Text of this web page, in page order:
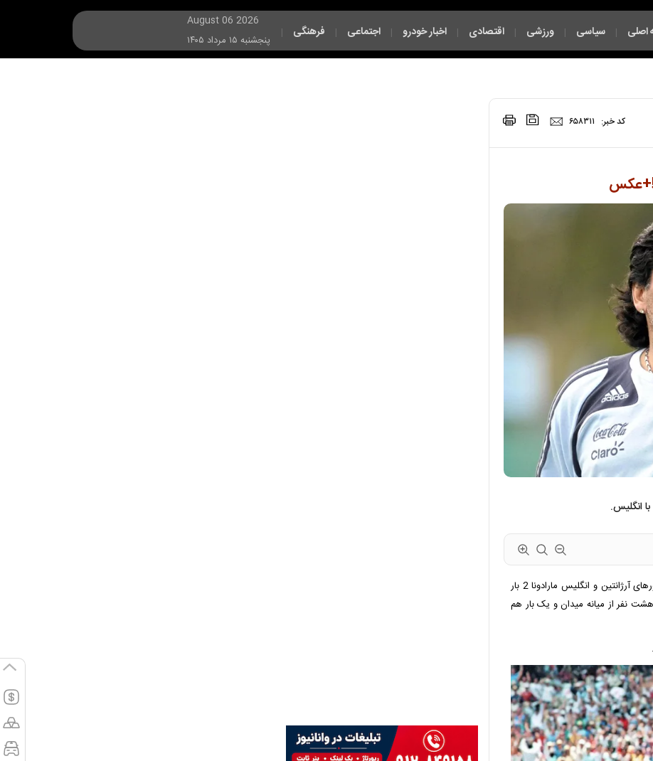
| سیاسی | ورزشی | اقتصادی | اخبار خودرو | اجتماعی | فرهنگی |
|
August 06 2026
پنجشنبه ۱۵ مرداد ۱۴۰۵
کد خبر: ۶۵۸۳۱۱
انگلیس.
در جام جهانی 1986 و در اوج اختلاف بین کشورهای آرژانتین و انگلیس مارادونا 2 بار
نفر از میانه میدان و یک بار هم